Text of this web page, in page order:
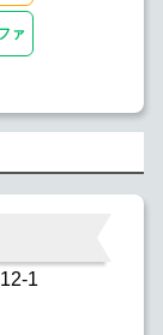
ァ
1